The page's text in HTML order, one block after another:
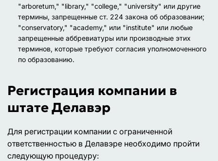
"arboretum," "library," "college," "university" или другие
термины, запрещенные ст. 224 закона об образовании;
"conservatory," "academy," или "institute" или любые
запрещенные аббревиатуры или производные этих
терминов, которые требуют согласия уполномоченного
по образованию.
Регистрация компании в
штате Делавэр
Для регистрации компании с ограниченной
ответственностью в Делавэре необходимо пройти
следующую процедуру: